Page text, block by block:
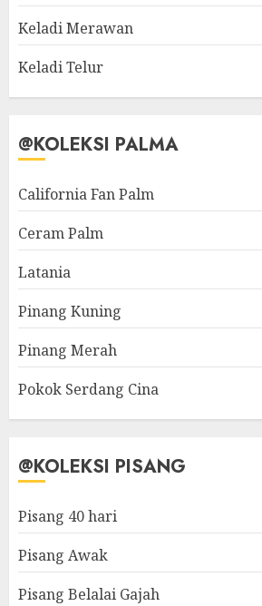
Keladi Merawan
Keladi Telur
@KOLEKSI PALMA
California Fan Palm
Ceram Palm
Latania
Pinang Kuning
Pinang Merah
Pokok Serdang Cina
@KOLEKSI PISANG
Pisang 40 hari
Pisang Awak
Pisang Belalai Gajah